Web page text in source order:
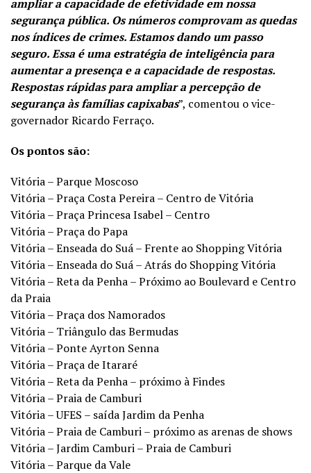
ampliar a capacidade de efetividade em nossa
segurança pública. Os números comprovam as quedas
nos índices de crimes. Estamos dando um passo
seguro. Essa é uma estratégia de inteligência para
aumentar a presença e a capacidade de respostas.
Respostas rápidas para ampliar a percepção de
segurança às famílias capixabas”, comentou o vice-
governador Ricardo Ferraço.
Os pontos são:
Vitória – Parque Moscoso
Vitória – Praça Costa Pereira – Centro de Vitória
Vitória – Praça Princesa Isabel – Centro
Vitória – Praça do Papa
Vitória – Enseada do Suá – Frente ao Shopping Vitória
Vitória – Enseada do Suá – Atrás do Shopping Vitória
Vitória – Reta da Penha – Próximo ao Boulevard e Centro
da Praia
Vitória – Praça dos Namorados
Vitória – Triângulo das Bermudas
Vitória – Ponte Ayrton Senna
Vitória – Praça de Itararé
Vitória – Reta da Penha – próximo à Findes
Vitória – Praia de Camburi
Vitória – UFES – saída Jardim da Penha
Vitória – Praia de Camburi – próximo as arenas de shows
Vitória – Jardim Camburi – Praia de Camburi
Vitória – Parque da Vale